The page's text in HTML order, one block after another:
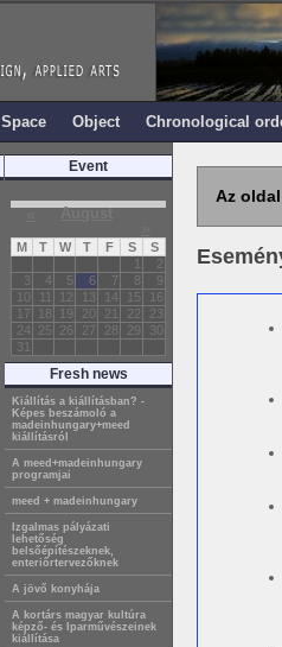
Space Object Chronological
Event
« August
M T W T F S
S
1
2
3
4 5 6 7 8
9
10
11 12 13 14 15
16
17
18 19 20 21 22
23
24
25 26 27 28 29
30
31
Fresh news
Kiállítás a kiállításban? -
Képes beszámoló a
madeinhungary+meed
kiállításról
A meed+madeinhungary
programjai
meed + madeinhungary
Izgalmas pályázati
lehetőség
belsőépítészeknek,
enteriőrtervezőknek
A jövő konyhája
A kortárs magyar kultúra
képző- és Iparművészeinek
kiállítása
Az